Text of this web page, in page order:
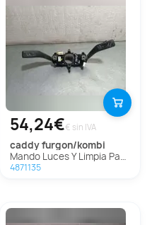
54,24€€ sin IVA
caddy furgon/kombi
Mando Luces Y Limpia Para Volkswagen Caddy Furgón/Kombi
4871135